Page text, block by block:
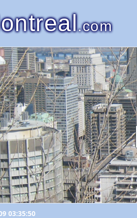
.com
03:35:50